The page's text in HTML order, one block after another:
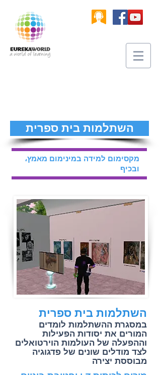
השתלמות בית ספרית
מקסימום למידה במינימום מאמץ،
ובכיף
השתלמות בית ספרית
במסגרת ההשתלמות לומדים
המורים את יסודות הפעילות
וההפעלה של העולמות הוירטואלים
לצד מודלים שונים של פדגוגיה
מבוססת יצירה